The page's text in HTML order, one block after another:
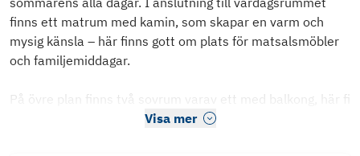
finns ett matrum med kamin, som skapar en varm och
mysig känsla – här finns gott om plats för matsalsmöbler
och familjemiddagar.
På övre plan finns två sovrum varav ett med balkong, här fi
Visa mer